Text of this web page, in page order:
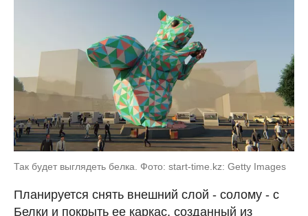
Так будет выглядеть белка. Фото: start-time.kz: Getty Images
Планируется снять внешний слой - солому - с
Белки и покрыть ее каркас, созданный из